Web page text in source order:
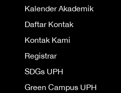
Kalender Akademik
Daftar Kontak
Kontak Kami
Registrar
SDGs UPH
Green Campus UPH